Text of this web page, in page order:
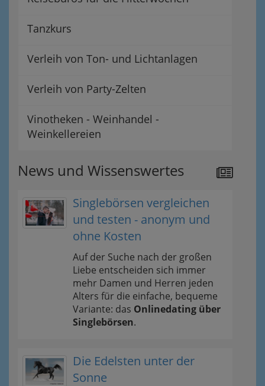
Tanzkurs
Verleih von Ton- und Lichtanlagen
Verleih von Party-Zelten
Vinotheken - Weinhandel -
Weinkellereien
News und Wissenswertes
Singlebörsen vergleichen
und testen - anonym und
ohne Kosten
Auf der Suche nach der großen
Liebe entscheiden sich immer
mehr Damen und Herren jeden
Alters für die einfache, bequeme
Variante: das Onlinedating über
Singlebörsen.
Die Edelsten unter der
Sonne